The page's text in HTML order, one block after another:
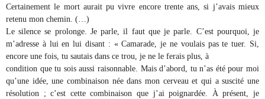
Certainement le mort aurait pu vivre encore trente ans, si j’avais mieux
retenu mon chemin. (…)
Le silence se prolonge. Je parle, il faut que je parle. C’est pourquoi, je
m’adresse à lui en lui disant : « Camarade, je ne voulais pas te tuer. Si,
encore une fois, tu sautais dans ce trou, je ne le ferais plus, à
condition que tu sois aussi raisonnable. Mais d’abord, tu n’as été pour moi
qu’une idée, une combinaison née dans mon cerveau et qui a suscité une
résolution ; c’est cette combinaison que j’ai poignardée. À présent, je